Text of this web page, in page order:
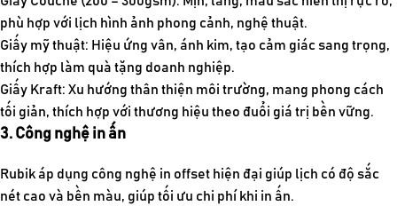
phù hợp với lịch hình ảnh phong cảnh, nghệ thuật.
Giấy mỹ thuật: Hiệu ứng vân, ánh kim, tạo cảm giác sang trọng,
thích hợp làm quà tặng doanh nghiệp.
Giấy Kraft: Xu hướng thân thiện môi trường, mang phong cách
tối giản, thích hợp với thương hiệu theo đuổi giá trị bền vững.
3. Công nghệ in ấn
Rubik áp dụng công nghệ in offset hiện đại giúp lịch có độ sắc
nét cao và bền màu, giúp tối ưu chi phí khi in ấn.